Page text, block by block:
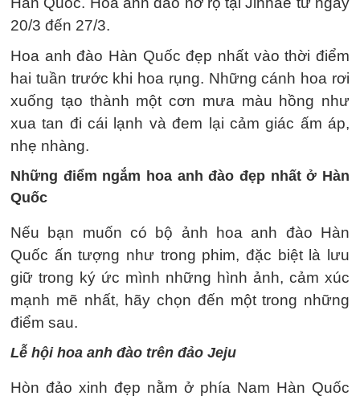
20/3 đến 27/3.
Hoa anh đào Hàn Quốc đẹp nhất vào thời điểm
hai tuần trước khi hoa rụng. Những cánh hoa rơi
xuống tạo thành một cơn mưa màu hồng như
xua tan đi cái lạnh và đem lại cảm giác ấm áp,
nhẹ nhàng.
Những điểm ngắm hoa anh đào đẹp nhất ở Hàn
Quốc
Nếu bạn muốn có bộ ảnh hoa anh đào Hàn
Quốc ấn tượng như trong phim, đặc biệt là lưu
giữ trong ký ức mình những hình ảnh, cảm xúc
mạnh mẽ nhất, hãy chọn đến một trong những
điểm sau.
Lễ hội hoa anh đào trên đảo Jeju
Hòn đảo xinh đẹp nằm ở phía Nam Hàn Quốc